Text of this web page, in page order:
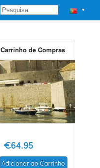
▼
Carrinho de Compras
€64.95
Adicionar ao Carrinho